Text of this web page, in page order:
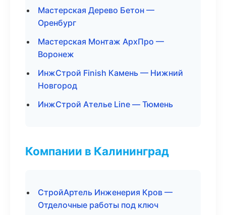
Мастерская Дерево Бетон —
Оренбург
Мастерская Монтаж АрхПро —
Воронеж
ИнжСтрой Finish Камень — Нижний
Новгород
ИнжСтрой Ателье Line — Тюмень
Компании в Калининград
СтройАртель Инженерия Кров —
Отделочные работы под ключ